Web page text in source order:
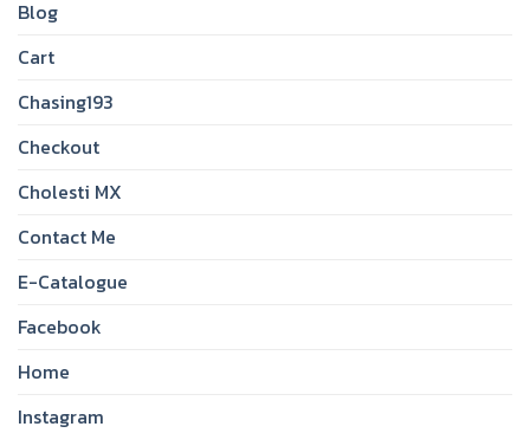
Blog
Cart
Chasing193
Checkout
Cholesti MX
Contact Me
E-Catalogue
Facebook
Home
Instagram